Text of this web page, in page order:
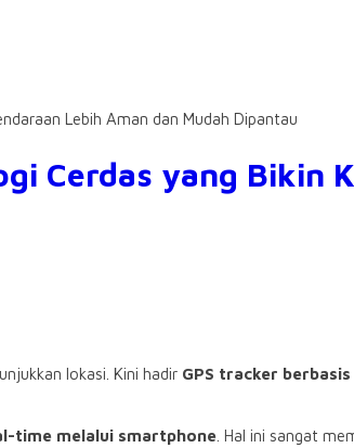
Lebih Aman dan Mudah Dipantau
Cerdas yang Bikin
lokasi. Kini hadir GPS tracker
time melalui smartphone . Hal ini sangat